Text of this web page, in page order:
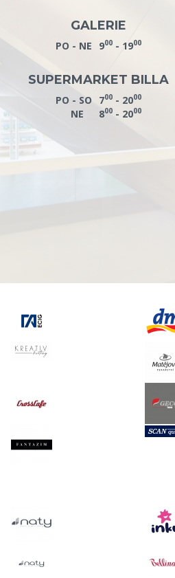
GALERIE
PO - NE 900- 1900
SUPERMARKET BILLA
PO - SO 700- 2000
NE 800- 2000